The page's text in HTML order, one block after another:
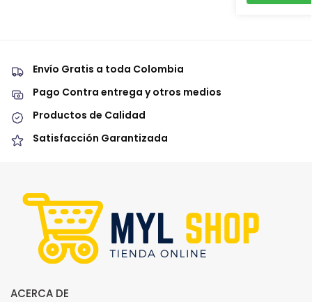
Envío Gratis a toda Colombia
Pago Contra entrega y otros medios
Productos de Calidad
Satisfacción Garantizada
ACERCA DE